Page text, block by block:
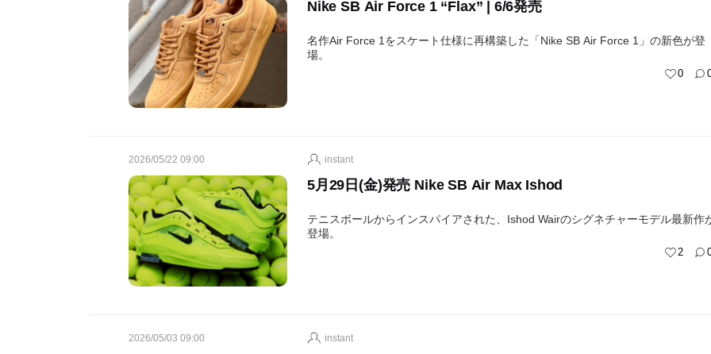
Nike SB Air Force 1 “Flax” | 6/6発売
名作Air Force 1をスケート仕様に再構築した「Nike SB Air Force 1」の新色が登
場。
0
2026/05/22 09:00 instant
5月29日(金)発売 Nike SB Air Max Ishod
テニスボールからインスパイアされた、Ishod Wairのシグネチャーモデル最新作
登場。
2
2026/05/03 09:00 instant